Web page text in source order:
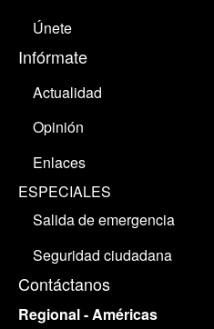
Únete
Infórmate
Actualidad
Opinión
Enlaces
ESPECIALES
Salida de emergencia
Seguridad ciudadana
Contáctanos
Regional - Américas